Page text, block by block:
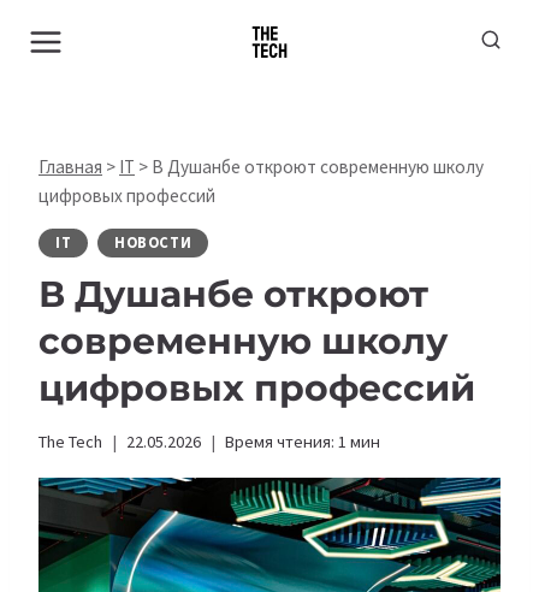
Главная > IT > В Душанбе откроют современную школу
цифровых профессий
IT НОВОСТИ
В Душанбе откроют
современную школу
цифровых профессий
The Tech 22.05.2026 Время чтения: 1 мин